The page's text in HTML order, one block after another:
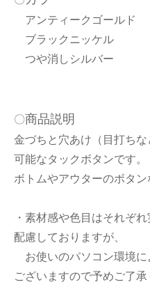
アンティークゴールド
ブラックニッケル
つや消しシルバー
〇商品説明
金づちと穴あけ（目打ち
可能なタックボタンです。
ボトムやアウターのボタン
・素材感や色目はそれぞ
配慮しておりますが、
お使いのパソコン環境に
ございますので予めご了承